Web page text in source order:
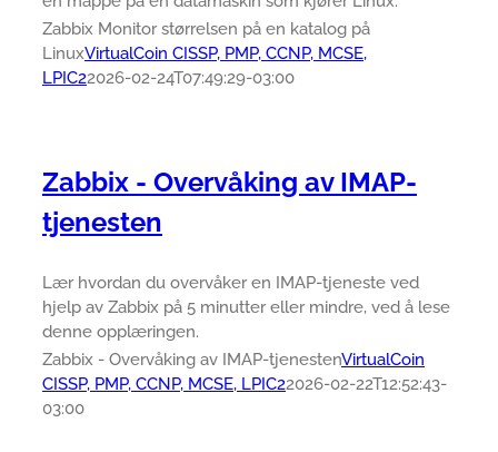
Zabbix Monitor størrelsen på en katalog på
LinuxVirtualCoin CISSP, PMP, CCNP, MCSE,
LPIC22026-02-24T07:49:29-03:00
Zabbix - Overvåking av IMAP-
tjenesten
Lær hvordan du overvåker en IMAP-tjeneste ved
hjelp av Zabbix på 5 minutter eller mindre, ved å lese
denne opplæringen.
Zabbix - Overvåking av IMAP-tjenestenVirtualCoin
CISSP, PMP, CCNP, MCSE, LPIC22026-02-22T12:52:43-
03:00